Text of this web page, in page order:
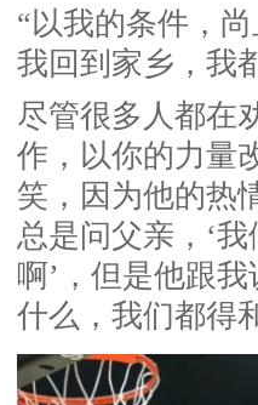
“以我的条件，
我回到家乡，我
尽管很多人都在
作，以你的力量
笑，因为他的热
总是问父亲，‘
啊’，但是他跟
什么，我们都得